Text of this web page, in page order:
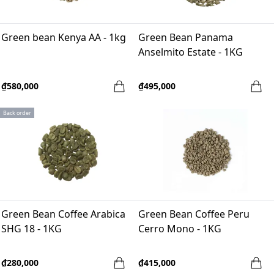
Green bean Kenya AA - 1kg
₫580,000
Green Bean Panama
Anselmito Estate - 1KG
₫495,000
Back order
Green Bean Coffee Arabica
SHG 18 - 1KG
₫280,000
Green Bean Coffee Peru
Cerro Mono - 1KG
₫415,000